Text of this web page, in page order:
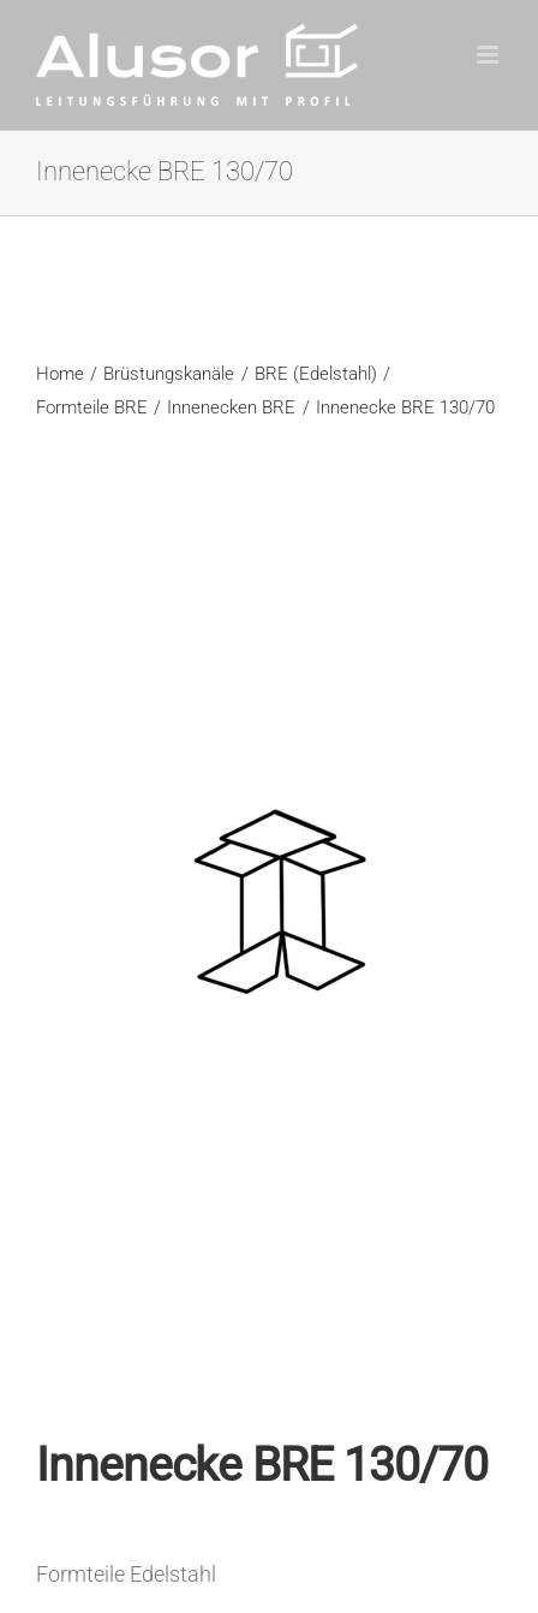
Inhalt
springen
Innenecke BRE 130/70
Home Brüstungskanäle
BRE (Edelstahl)
Formteile BRE
Innenecken BRE Innenecke BRE 130/70
Innenecke BRE 130/70
Formteile Edelstahl